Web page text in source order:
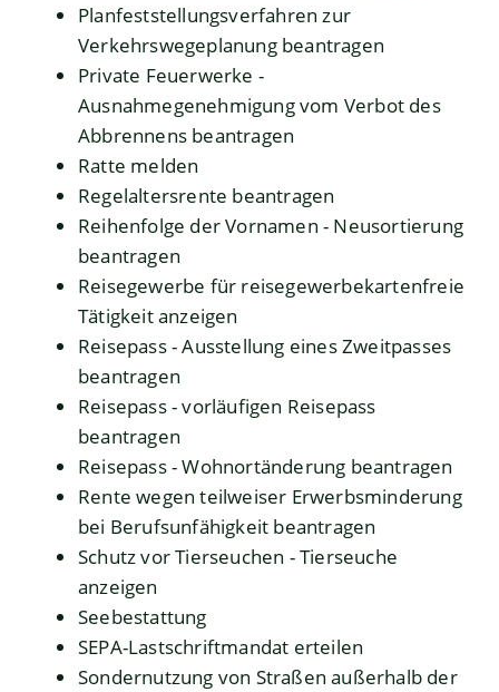
Planfeststellungsverfahren zur
Verkehrswegeplanung beantragen
Private Feuerwerke -
Ausnahmegenehmigung vom Verbot des
Abbrennens beantragen
Ratte melden
Regelaltersrente beantragen
Reihenfolge der Vornamen - Neusortierung
beantragen
Reisegewerbe für reisegewerbekartenfreie
Tätigkeit anzeigen
Reisepass - Ausstellung eines Zweitpasses
beantragen
Reisepass - vorläufigen Reisepass
beantragen
Reisepass - Wohnortänderung beantragen
Rente wegen teilweiser Erwerbsminderung
bei Berufsunfähigkeit beantragen
Schutz vor Tierseuchen - Tierseuche
anzeigen
Seebestattung
SEPA-Lastschriftmandat erteilen
Sondernutzung von Straßen außerhalb der